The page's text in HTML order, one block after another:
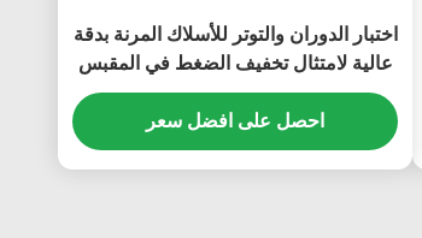
اختبار الدوران والتوتر للأسلاك المرنة بدقة
عالية لامتثال تخفيف الضغط في المقبس
واختبار القوة الميكانيكية
احصل على افضل سعر